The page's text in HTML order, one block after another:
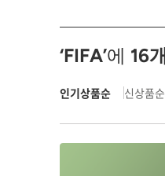
‘FIFA’에 16개
인기상품순 신상품순